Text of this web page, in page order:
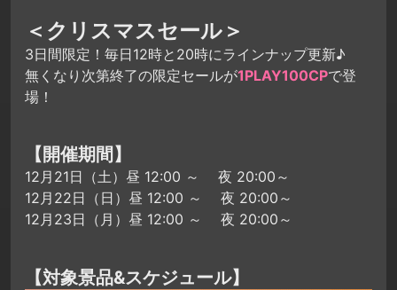
＜クリスマスセール＞
3日間限定！毎日12時と20時にラインナップ更新♪
無くなり次第終了の限定セールが1PLAY100CPで登
場！
【開催期間】
12月21日（土）昼 12:00 ～ 夜 20:00～
12月22日（日）昼 12:00 ～ 夜 20:00～
12月23日（月）昼 12:00 ～ 夜 20:00～
【対象景品&スケジュール】